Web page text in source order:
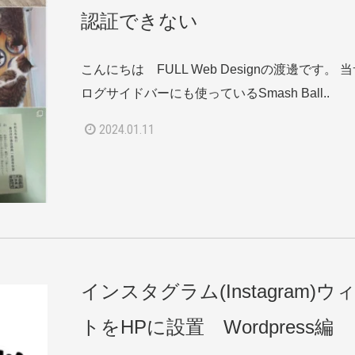
認証できない
こんにちは FULL Web Designの渡邊です。 当
ログサイドバーにも使っているSmash Ball..
2024.01.11
インスタグラム(Instagram)ウ
トをHPに設置 Wordpress編